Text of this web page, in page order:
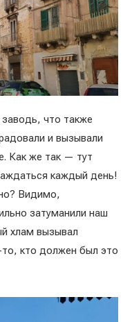
что также
и вызывали
Как же так — тут
каждый день!
Видимо,
затуманили наш
хлам вызывал
кто должен был это